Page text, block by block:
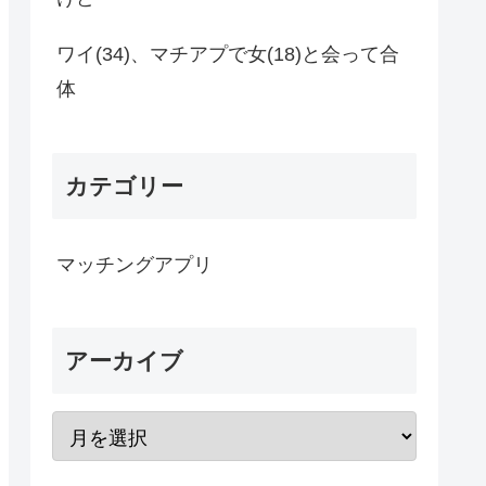
ワイ(34)、マチアプで女(18)と会って合
体
カテゴリー
マッチングアプリ
アーカイブ